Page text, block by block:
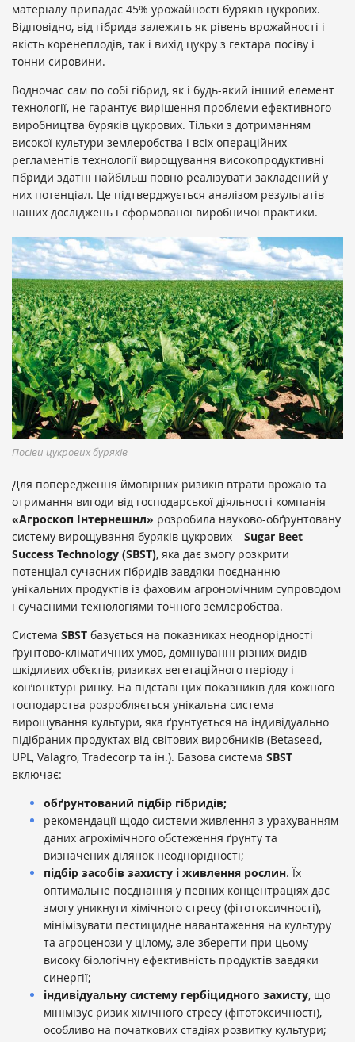
матеріалу припадає 45% урожайності буряків цукрових.
Відповідно, від гібрида залежить як рівень врожайності і
якість коренеплодів, так і вихід цукру з гектара посіву і
тонни сировини.
Водночас сам по собі гібрид, як і будь-який інший елемент
технології, не гарантує вирішення проблеми ефективного
виробництва буряків цукрових. Тільки з дотриманням
високої культури землеробства і всіх операційних
регламентів технології вирощування високопродуктивні
гібриди здатні найбільш повно реалізувати закладений у
них потенціал. Це підтверджується аналізом результатів
наших досліджень і сформованої виробничої практики.
Посіви цукрових буряків
Для попередження ймовірних ризиків втрати врожаю та
отримання вигоди від господарської діяльності компанія
«Агроскоп Інтернешнл» розробила науково-обґрунтовану
систему вирощування буряків цукрових – Sugar Beet
Success Technology (SBST), яка дає змогу розкрити
потенціал сучасних гібридів завдяки поєднанню
унікальних продуктів із фаховим агрономічним супроводом
і сучасними технологіями точного землеробства.
Система SBST базується на показниках неоднорідності
ґрунтово-кліматичних умов, домінуванні різних видів
шкідливих об’єктів, ризиках вегетаційного періоду і
кон’юнктурі ринку. На підставі цих показників для кожного
господарства розробляється унікальна система
вирощування культури, яка ґрунтується на індивідуально
підібраних продуктах від світових виробників (Betaseed,
UPL, Valagro, Tradecorp та ін.). Базова система SBST
включає:
обґрунтований підбір гібридів;
рекомендації щодо системи живлення з урахуванням
даних агрохімічного обстеження ґрунту та
визначених ділянок неоднорідності;
підбір засобів захисту і живлення рослин. Їх
оптимальне поєднання у певних концентраціях дає
змогу уникнути хімічного стресу (фітотоксичності),
мінімізувати пестицидне навантаження на культуру
та агроценози у цілому, але зберегти при цьому
високу біологічну ефективність продуктів завдяки
синергії;
індивідуальну систему гербіцидного захисту, що
мінімізує ризик хімічного стресу (фітотоксичності),
особливо на початкових стадіях розвитку культури;